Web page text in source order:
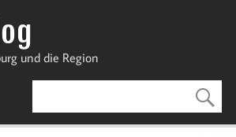
und die Region